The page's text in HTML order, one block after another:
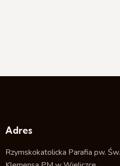
Adres
Rzymskokatolicka Parafia pw. Św.